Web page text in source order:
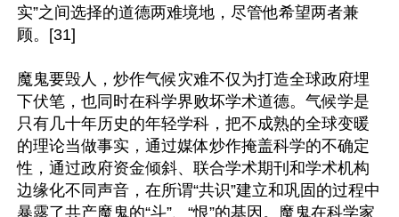
实”之间选择的道德两难境地，尽管他希望两者兼
顾。[31]
魔鬼要毁人，炒作气候灾难不仅为打造全球政府埋
下伏笔，也同时在科学界败坏学术道德。气候学是
只有几十年历史的年轻学科，把不成熟的全球变暖
的理论当做事实，通过媒体炒作掩盖科学的不确定
性，通过政府资金倾斜、联合学术期刊和学术机构
边缘化不同声音，在所谓“共识”建立和巩固的过程中
暴露了共产魔鬼的“斗”、“恨”的基因。魔鬼在科学家